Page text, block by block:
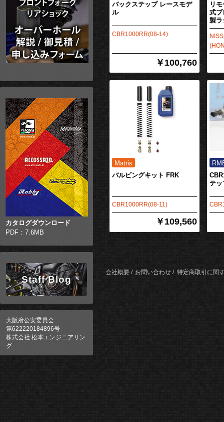
カタログダウンロード
PDF：7.6MB
Staff Blog
大阪府公安委員会
第622220184896号
株式会社 松本エンジニアリン
グ
バックステップ レースモデ
ル
CBR1000RR(08-14)
￥100,760
リ
式ブ
製ラ
バルビングキット FRK
CBR1000RR(08-11)
￥109,560
テッ
会社概要 お問い合わせ 特定商取引に関